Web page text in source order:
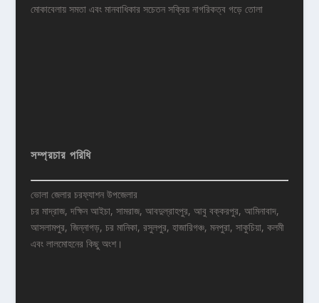
মোকাবেলায় সমতা এবং মানবাধিকার সচেতন সক্রিয় নাগরিকত্ব গড়ে তোলা
সম্প্রচার পরিধি
ভোলা জেলার চরফ্যাশন উপজেলার
চর মাদ্রাজ, দক্ষিন আইচা, সামরাজ, আবদুল্রাহপুর, আবু বক্করপুর, আমিনাবাদ,
আসলামপুর, জিন্নাগড়, চর মানিকা, রসুলপুর, হাজারিগঞ্চ, মনপুরা, সাকুচিয়া, কলমী
এবং লালমোহনের কিছু অংশ।